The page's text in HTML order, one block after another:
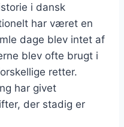
i dansk
har været en
dage blev intet af
blev ofte brugt i
retter.
har givet
der stadig er